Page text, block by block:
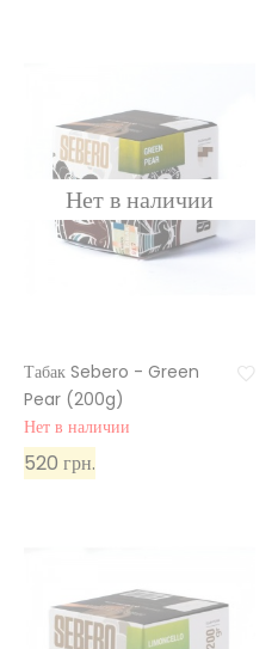
Табак Sebero - Green
Pear (200g)
Нет в наличии
520 грн.